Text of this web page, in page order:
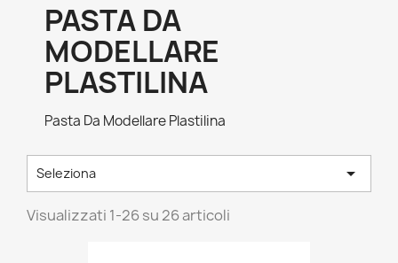
PASTA DA
MODELLARE
PLASTILINA
Pasta Da Modellare Plastilina
Seleziona 
Visualizzati 1-26 su 26 articoli